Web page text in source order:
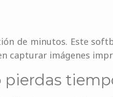
de minutos. Este
capturar imágenes